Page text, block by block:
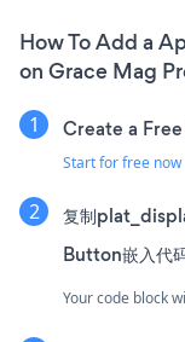
How To Add a
on Grace Mag
Create a
Start for free now
复制
Button嵌入代
Your code block